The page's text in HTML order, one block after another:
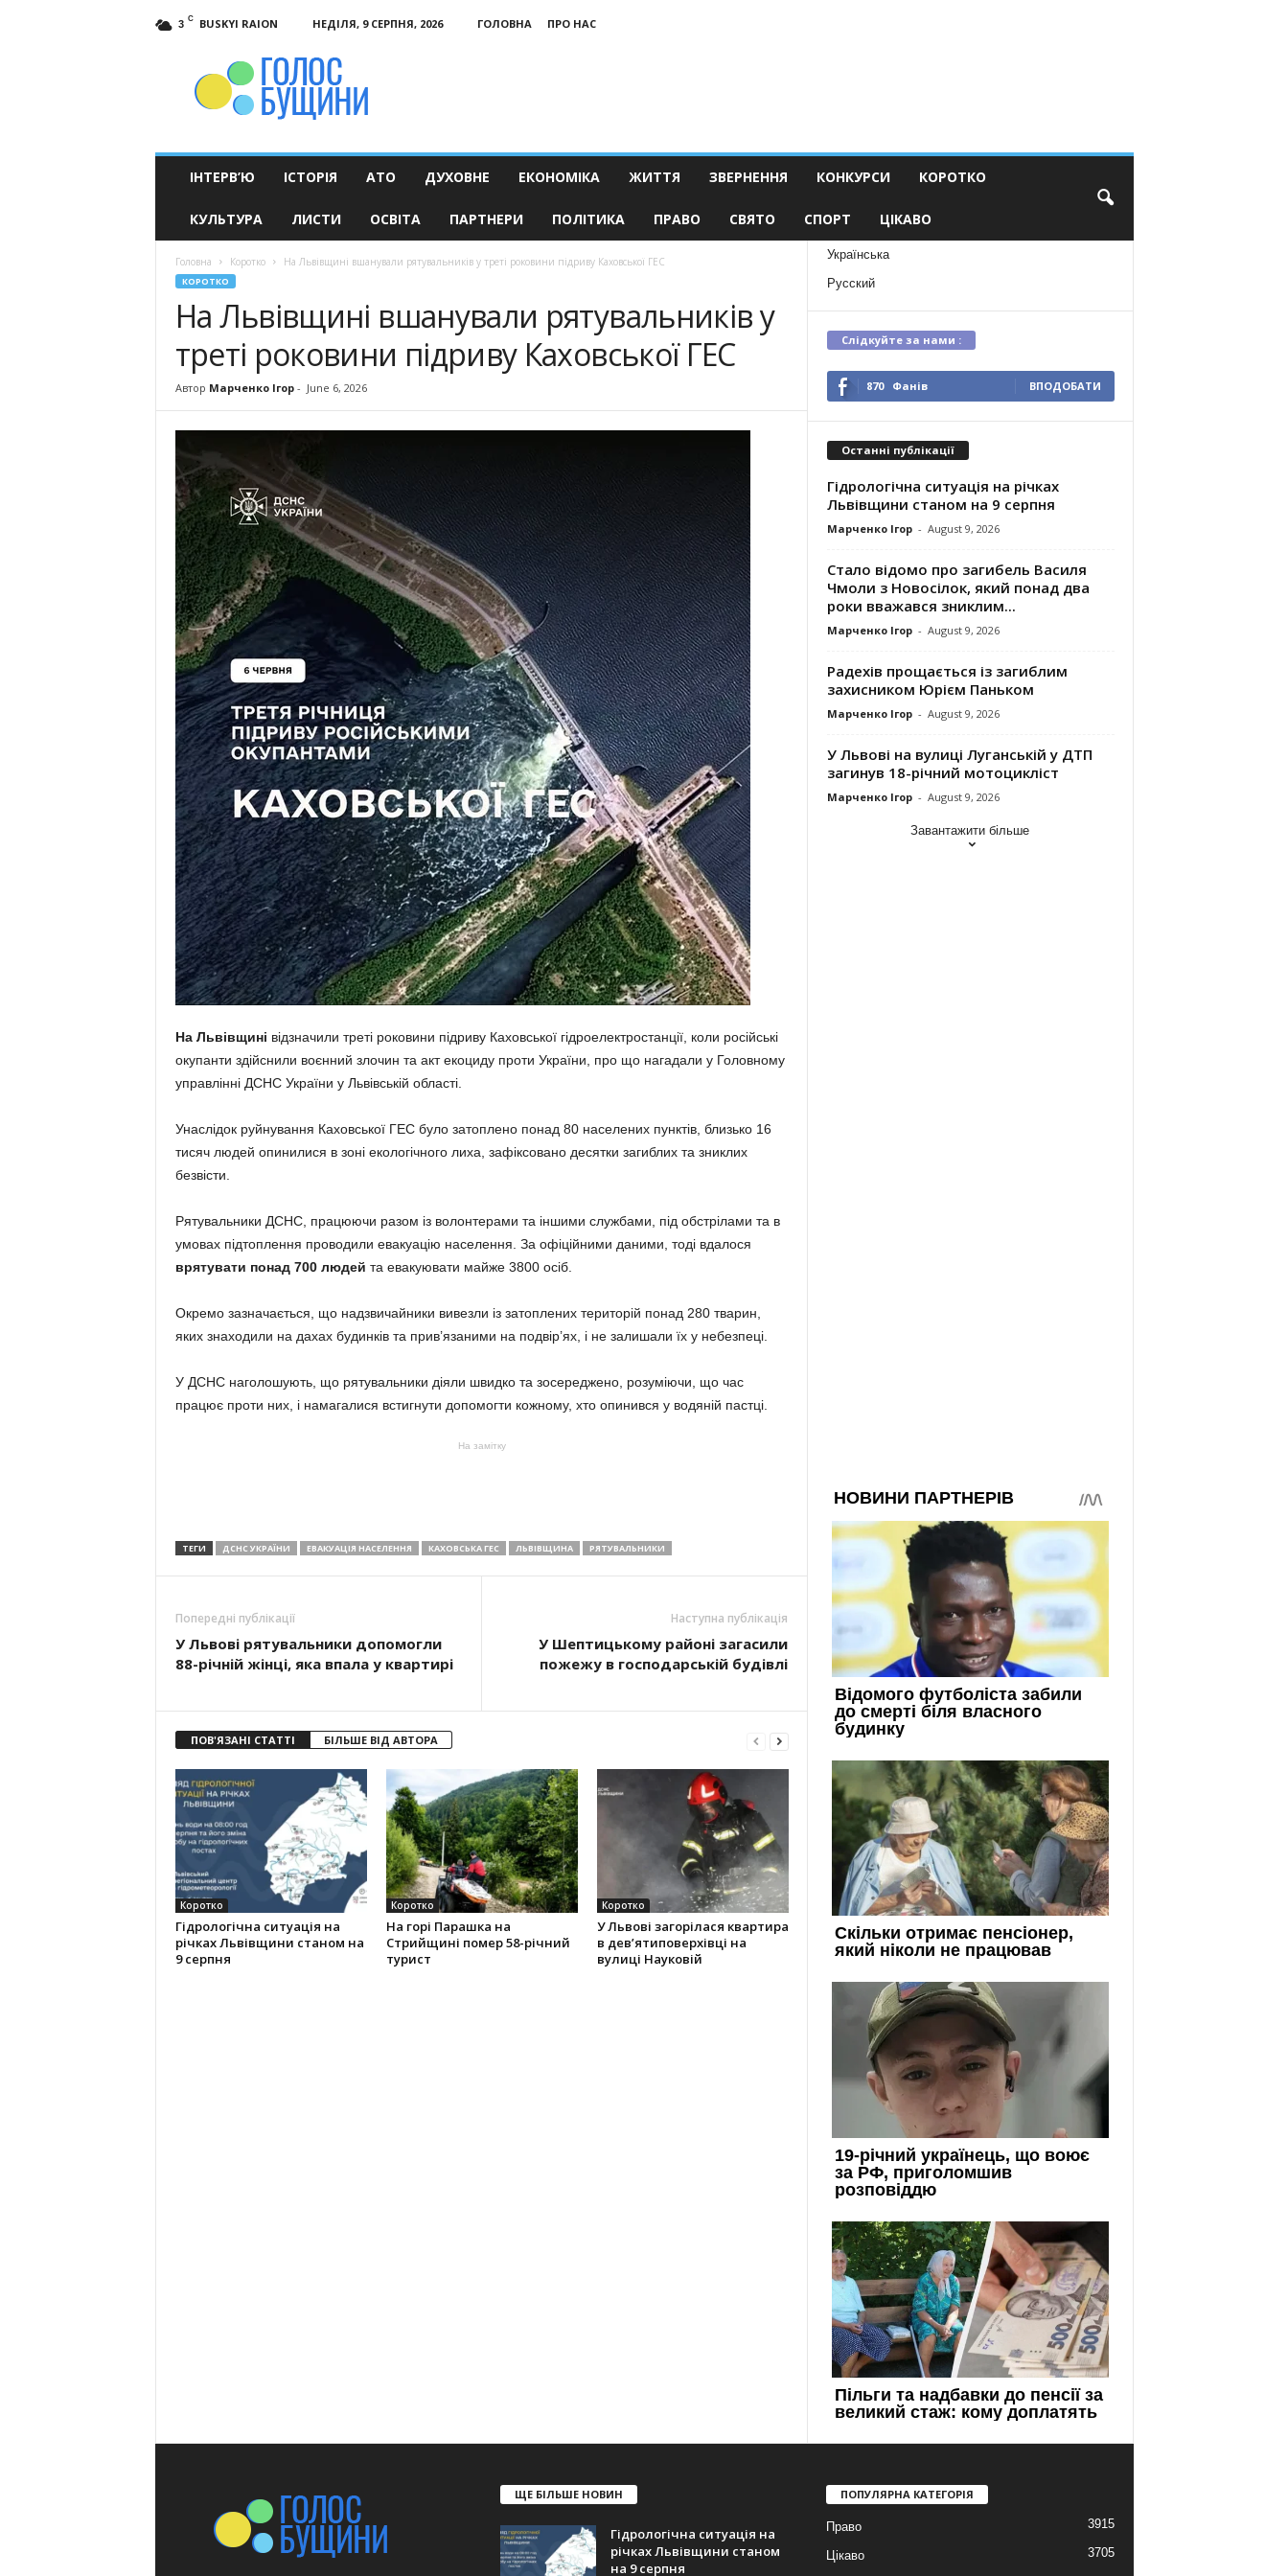
3 C BUSKYI RAION НЕДІЛЯ, 9 СЕРПНЯ, 2026 ГОЛОВНА
ПРО НАС
ІНТЕРВ’Ю ІСТОРІЯ АТО ДУХОВНЕ ЕКОНОМІКА ЖИТТЯ ЗВЕРНЕННЯ КОНКУРСИ КОРОТКО
КУЛЬТУРА ЛИСТИ ОСВІТА ПАРТНЕРИ ПОЛІТИКА ПРАВО СВЯТО СПОРТ ЦІКАВО
Головна Коротко На Львівщині вшанували рятувальників у треті роковини підриву Каховської ГЕС
КОРОТКО
На Львівщині вшанували рятувальників у
треті роковини підриву Каховської ГЕС
Автор Марченко Ігор- June 6, 2026
На Львівщині відзначили треті роковини підриву Каховської гідроелектростанції, коли російські
окупанти здійснили воєнний злочин та акт екоциду проти України, про що нагадали у Головному
управлінні ДСНС України у Львівській області.
Унаслідок руйнування Каховської ГЕС було затоплено понад 80 населених пунктів, близько 16
тисяч людей опинилися в зоні екологічного лиха, зафіксовано десятки загиблих та зниклих
безвісти.
Рятувальники ДСНС, працюючи разом із волонтерами та іншими службами, під обстрілами та в
умовах підтоплення проводили евакуацію населення. За офіційними даними, тоді вдалося
врятувати понад 700 людей та евакуювати майже 3800 осіб.
Окремо зазначається, що надзвичайники вивезли із затоплених територій понад 280 тварин,
яких знаходили на дахах будинків та прив’язаними на подвір’ях, і не залишали їх у небезпеці.
У ДСНС наголошують, що рятувальники діяли швидко та зосереджено, розуміючи, що час
працює проти них, і намагалися встигнути допомогти кожному, хто опинився у водяній пастці.
На замітку
ТЕГИ ДСНС УКРАЇНИ ЕВАКУАЦІЯ НАСЕЛЕННЯ КАХОВСЬКА ГЕС ЛЬВІВЩИНА РЯТУВАЛЬНИКИ
Попередні публікації
У Львові рятувальники допомогли
88-річній жінці, яка впала у квартирі
Наступна публікація
У Шептицькому районі загасили
пожежу в господарській будівлі
ПОВ'ЯЗАНІ СТАТТІ БІЛЬШЕ ВІД АВТОРА
Коротко
Гідрологічна ситуація на
річках Львівщини станом на
9 серпня
Коротко
На горі Парашка на
Стрийщині помер 58-річний
турист
Коротко
У Львові загорілася квартира
в дев’ятиповерхівці на
вулиці Науковій
Українська
Русский
Слідкуйте за нами :
870 Фанів ВПОДОБАТИ
Останні публікації
Гідрологічна ситуація на річках
Львівщини станом на 9 серпня
Марченко Ігор - August 9, 2026
Стало відомо про загибель Василя
Чмоли з Новосілок, який понад два
роки вважався зниклим...
Марченко Ігор - August 9, 2026
Радехів прощається із загиблим
захисником Юрієм Паньком
Марченко Ігор - August 9, 2026
У Львові на вулиці Луганській у ДТП
загинув 18-річний мотоцикліст
Марченко Ігор - August 9, 2026
Завантажити більше
ЩЕ БІЛЬШЕ НОВИН
Гідрологічна ситуація на
річках Львівщини станом
на 9 серпня
ПОПУЛЯРНА КАТЕГОРІЯ
Право 3915
Цікаво
3705